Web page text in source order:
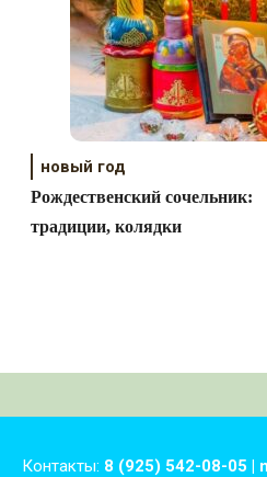
новый год
Рождественский сочельник:
традиции, колядки
Контакты: 8 (925) 542-08-05 |